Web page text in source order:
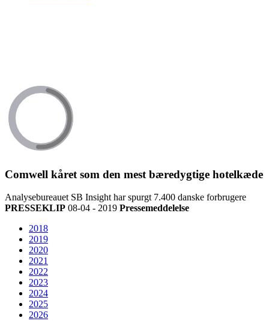
Comwell kåret som den mest bæredygtige hotelkæde
Analysebureauet SB Insight har spurgt 7.400 danske forbrugere
PRESSEKLIP 08-04 - 2019 Pressemeddelelse
2018
2019
2020
2021
2022
2023
2024
2025
2026